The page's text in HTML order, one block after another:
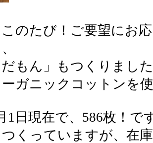
のたび！ご要望にお
だもん」もつくりまし
ガニックコットンを
1日現在で、586枚！で
くっていますが、在